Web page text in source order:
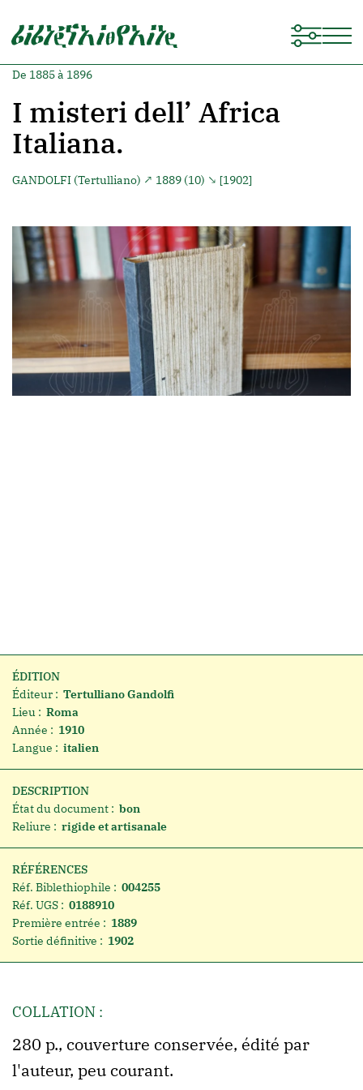
De 1885 à 1896
I misteri dell’ Africa
Italiana.
GANDOLFI (Tertulliano) ↗ 1889 (10) ↘ [1902]
ÉDITION
Éditeur : Tertulliano Gandolfi
Lieu : Roma
Année : 1910
Langue : italien
DESCRIPTION
État du document : bon
Reliure : rigide et artisanale
RÉFÉRENCES
Réf. Biblethiophile : 004255
Réf. UGS : 0188910
Première entrée : 1889
Sortie définitive : 1902
COLLATION :
280 p., couverture conservée, édité par
l'auteur, peu courant.